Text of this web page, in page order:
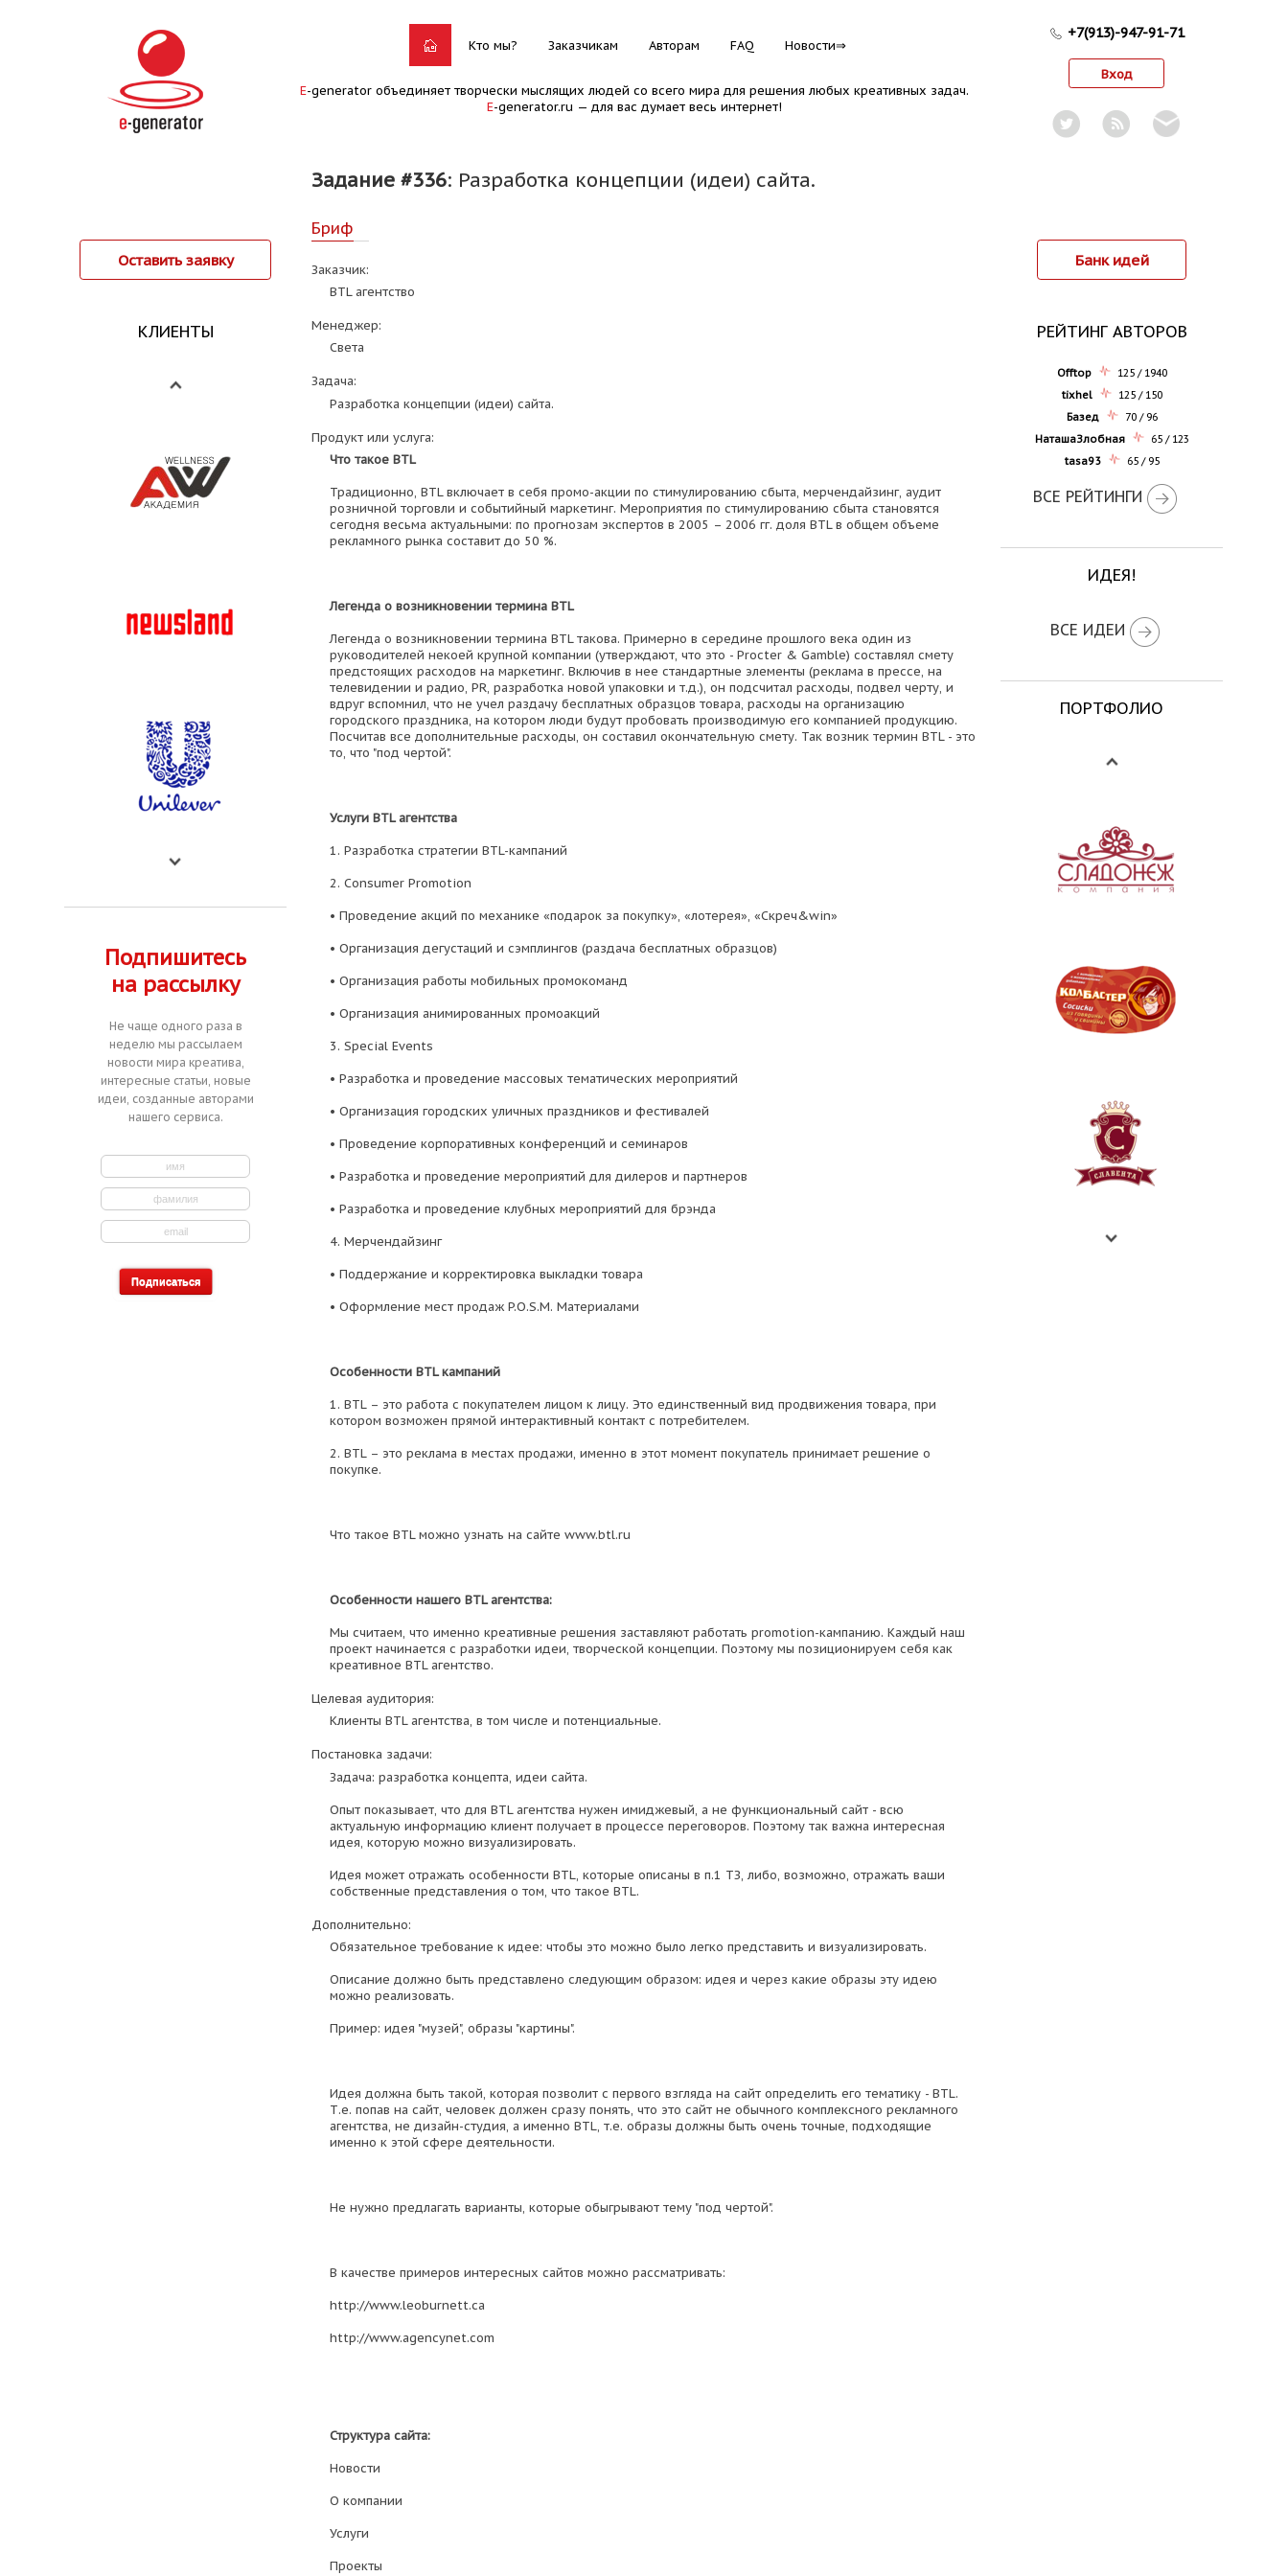
Кто мы? Заказчикам Авторам FAQ Новости
E-generator объединяет творчески мыслящих людей со всего мира для решения любых креативных задач.
E-generator.ru — для вас думает весь интернет!
+7(913)-947-91-71
Вход
Задание #336: Разработка концепции (идеи) сайта.
Оставить заявку
КЛИЕНТЫ
Подпишитесь
на рассылку
Не чаще одного раза в
неделю мы рассылаем
новости мира креатива,
интересные статьи, новые
идеи, созданные авторами
нашего сервиса.
Бриф
Заказчик:
BTL агентство
Менеджер:
Света
Задача:
Разработка концепции (идеи) сайта.
Продукт или услуга:
Что такое BTL
Традиционно, BTL включает в себя промо-акции по стимулированию сбыта, мерчендайзинг, аудит
розничной торговли и событийный маркетинг. Мероприятия по стимулированию сбыта становятся
сегодня весьма актуальными: по прогнозам экспертов в 2005 – 2006 гг. доля BTL в общем объеме
рекламного рынка составит до 50 %.
Легенда о возникновении термина BTL
Легенда о возникновении термина BTL такова. Примерно в середине прошлого века один из
руководителей некоей крупной компании (утверждают, что это - Procter & Gamble) составлял смету
предстоящих расходов на маркетинг. Включив в нее стандартные элементы (реклама в прессе, на
телевидении и радио, PR, разработка новой упаковки и т.д.), он подсчитал расходы, подвел черту, и
вдруг вспомнил, что не учел раздачу бесплатных образцов товара, расходы на организацию
городского праздника, на котором люди будут пробовать производимую его компанией продукцию.
Посчитав все дополнительные расходы, он составил окончательную смету. Так возник термин BTL - это
то, что "под чертой".
Услуги BTL агентства
1. Разработка стратегии BTL-кампаний
2. Consumer Promotion
• Проведение акций по механике «подарок за покупку», «лотерея», «Скреч&win»
• Организация дегустаций и сэмплингов (раздача бесплатных образцов)
• Организация работы мобильных промокоманд
• Организация анимированных промоакций
3. Special Events
• Разработка и проведение массовых тематических мероприятий
• Организация городских уличных праздников и фестивалей
• Проведение корпоративных конференций и семинаров
• Разработка и проведение мероприятий для дилеров и партнеров
• Разработка и проведение клубных мероприятий для брэнда
4. Мерчендайзинг
• Поддержание и корректировка выкладки товара
• Оформление мест продаж P.O.S.M. Материалами
Особенности BTL кампаний
1. BTL – это работа с покупателем лицом к лицу. Это единственный вид продвижения товара, при
котором возможен прямой интерактивный контакт с потребителем.
2. BTL – это реклама в местах продажи, именно в этот момент покупатель принимает решение о
покупке.
Что такое BTL можно узнать на сайте www.btl.ru
Особенности нашего BTL агентства:
Мы считаем, что именно креативные решения заставляют работать promotion-кампанию. Каждый наш
проект начинается с разработки идеи, творческой концепции. Поэтому мы позиционируем себя как
креативное BTL агентство.
Целевая аудитория:
Клиенты BTL агентства, в том числе и потенциальные.
Постановка задачи:
Задача: разработка концепта, идеи сайта.
Опыт показывает, что для BTL агентства нужен имиджевый, а не функциональный сайт - всю
актуальную информацию клиент получает в процессе переговоров. Поэтому так важна интересная
идея, которую можно визуализировать.
Идея может отражать особенности BTL, которые описаны в п.1 ТЗ, либо, возможно, отражать ваши
собственные представления о том, что такое BTL.
Дополнительно:
Обязательное требование к идее: чтобы это можно было легко представить и визуализировать.
Описание должно быть представлено следующим образом: идея и через какие образы эту идею
можно реализовать.
Пример: идея "музей", образы "картины".
Идея должна быть такой, которая позволит с первого взгляда на сайт определить его тематику - BTL.
Т.е. попав на сайт, человек должен сразу понять, что это сайт не обычного комплексного рекламного
агентства, не дизайн-студия, а именно BTL, т.е. образы должны быть очень точные, подходящие
именно к этой сфере деятельности.
Не нужно предлагать варианты, которые обыгрывают тему "под чертой".
В качестве примеров интересных сайтов можно рассматривать:
http://www.leoburnett.ca
http://www.agencynet.com
Структура сайта:
Новости
О компании
Услуги
Проекты
Банк идей
РЕЙТИНГ АВТОРОВ
Offtop
125 / 1940
tixhel
125 / 150
Базед
70 / 96
НаташаЗлобная
65 / 123
tasa93
65 / 95
ВСЕ РЕЙТИНГИ
ИДЕЯ!
ВСЕ ИДЕИ
ПОРТФОЛИО